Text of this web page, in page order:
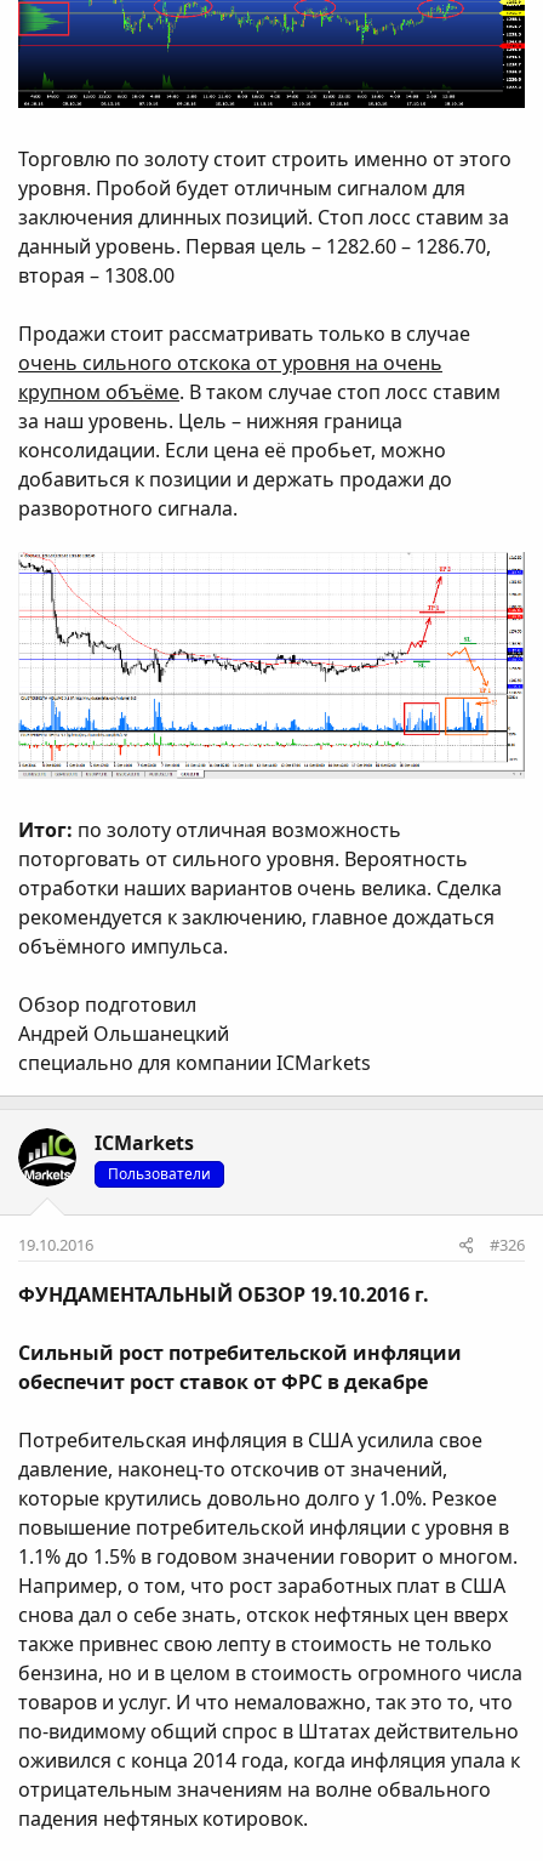
Торговлю по золоту стоит строить именно от этого
уровня. Пробой будет отличным сигналом для
заключения длинных позиций. Стоп лосс ставим за
данный уровень. Первая цель – 1282.60 – 1286.70,
вторая – 1308.00
Продажи стоит рассматривать только в случае
очень сильного отскока от уровня на очень
крупном объёме. В таком случае стоп лосс ставим
за наш уровень. Цель – нижняя граница
консолидации. Если цена её пробьет, можно
добавиться к позиции и держать продажи до
разворотного сигнала.
Итог: по золоту отличная возможность
поторговать от сильного уровня. Вероятность
отработки наших вариантов очень велика. Сделка
рекомендуется к заключению, главное дождаться
объёмного импульса.
Обзор подготовил
Андрей Ольшанецкий
специально для компании ICMarkets
ICMarkets
Пользователи
19.10.2016 #326
ФУНДАМЕНТАЛЬНЫЙ ОБЗОР 19.10.2016 г.
Сильный рост потребительской инфляции
обеспечит рост ставок от ФРС в декабре
Потребительская инфляция в США усилила свое
давление, наконец-то отскочив от значений,
которые крутились довольно долго у 1.0%. Резкое
повышение потребительской инфляции с уровня в
1.1% до 1.5% в годовом значении говорит о многом.
Например, о том, что рост заработных плат в США
снова дал о себе знать, отскок нефтяных цен вверх
также привнес свою лепту в стоимость не только
бензина, но и в целом в стоимость огромного числа
товаров и услуг. И что немаловажно, так это то, что
по-видимому общий спрос в Штатах действительно
оживился с конца 2014 года, когда инфляция упала к
отрицательным значениям на волне обвального
падения нефтяных котировок.